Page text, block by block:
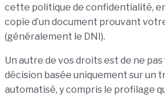
cette politique de confidentialité,
copie d’un document prouvant
(généralement le DNI).
Un autre de vos droits est de ne pas
décision basée uniquement sur un
automatisé, y compris le profilage